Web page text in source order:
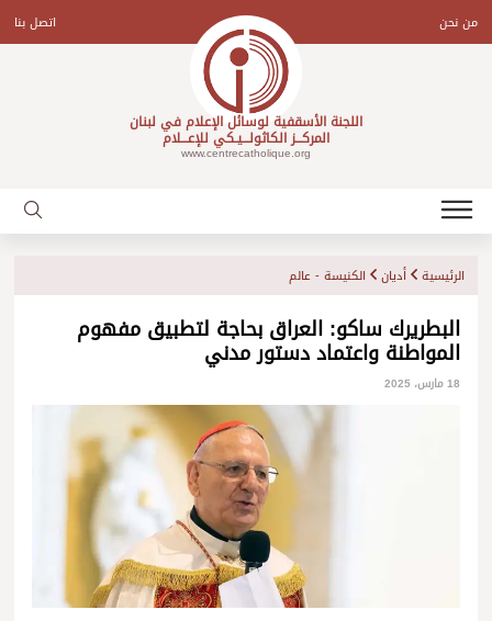
contentمن نحن اتصل بنا
اللجنة الأسقفية لوسائل الإعلام في لبنان
المركـــز الكاثولـــيـكي للإعـــلام
www.centrecatholique.org
الرئيسية أديان الكنيسة - عالم
البطريرك ساكو: العراق بحاجة لتطبيق مفهوم
المواطنة واعتماد دستور مدني
18 مارس، 2025